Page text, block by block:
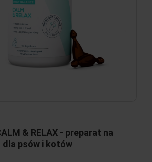
& RELAX - preparat na
dla psów i kotów